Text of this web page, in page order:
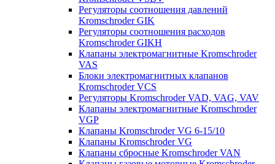
Регуляторы соотношения давлений
Kromschroder GIK
Регуляторы соотношения расходов
Kromschroder GIKH
Клапаны электромагнитные Kromschroder
VAS
Блоки электромагнитных клапанов
Kromschroder VCS
Регуляторы Kromschroder VAD, VAG, VAV
Клапаны электромагнитные Kromschroder
VGP
Клапаны Kromschroder VG 6-15/10
Клапаны Kromschroder VG
Клапаны сбросные Kromschroder VAN